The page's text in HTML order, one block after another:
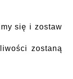
się i zostaw
zostaną